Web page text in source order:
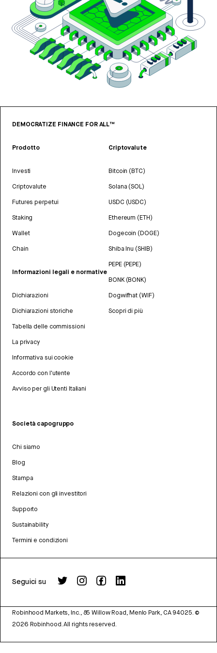
DEMOCRATIZE FINANCE FOR ALL™
Prodotto
Investi
Criptovalute
Futures perpetui
Staking
Wallet
Chain
Informazioni legali e normative
Dichiarazioni
Dichiarazioni storiche
Tabella delle commissioni
La privacy
Informativa sui cookie
Accordo con l'utente
Avviso per gli Utenti Italiani
Criptovalute
Bitcoin (BTC)
Solana (SOL)
USDC (USDC)
Ethereum (ETH)
Dogecoin (DOGE)
Shiba Inu (SHIB)
PEPE (PEPE)
BONK (BONK)
Dogwifhat (WIF)
Scopri di più
Società capogruppo
Chi siamo
Blog
Stampa
Relazioni con gli investitori
Supporto
Sustainability
Termini e condizioni
Seguici su
Robinhood Markets, Inc., 85 Willow Road, Menlo Park, CA 94025. ©
2026 Robinhood. All rights reserved.